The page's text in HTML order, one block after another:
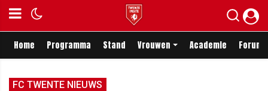
Home Programma Stand Vrouwen Academie Forum
FC TWENTE NIEUWS